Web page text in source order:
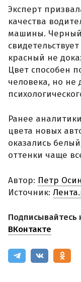
Эксперт
качества
машины. Черный
красный не
Цвет способен
человека, но не
Ранее аналитики
цвета новых
оказались
оттенки чаще
Автор: Петр
Источник:
Подписывайтесь
ВКонтакте